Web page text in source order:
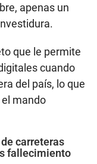
apenas un
que le permite
cuando
del país, lo que
mando
carreteras
fallecimiento